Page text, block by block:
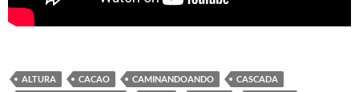
ALTURA CACAO CAMINANDOANDO
CASCADA